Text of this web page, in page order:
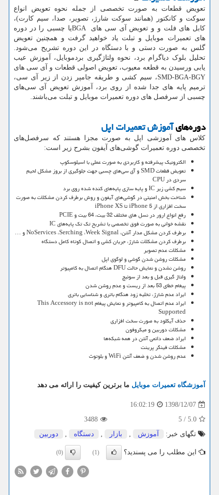
تعویض قطعات به صورت تخصصی از جمله نحوه تعویض انواع
سوکت و کانکتور (همانند سوکت شارژ، تصویر، صدا، سیم کارت)،
کابل های فلت و و تعویض آی سی های
BGAیا چسبی را در دوره
های تعمیرات موبایل و تبلت یاد خواهید گرفت و همچنین تعویض
گلس به صورت دستی و با دستگاه در این دوره تشریح می‌شود.
تحلیل بلوک دیاگرام برد، نحوه ولتاژگیری بردموبایل، آموزش عیب
یابی ورسیدن به قطعه معیوب، تعویض اصولی قطعات و آی سی های
SMD-BGA-BGY، سیم کشی و طریقه جامپر زدن از زیر آی سی،
ترمیم پایه های جدا شده از روی برد، آموزش تعویض آی سی‌های
چسبی از سرفصل های دوره تعمیرات موبایل و تبلت می‌باشند.
دوره‌هایآموزش تعمیرات اپل
کلاس های آموزشی اپل به صورت مجزا هستند که سرفصل‌های
تخصصی دوره تعمیرات گوشی‌های آیفون بشرح زیر است:
الکترونیک پیشرفته و کاربردی به صورت عملی با اسیلوسکوپ
تعویض قطعات SMD و آی سی‌های چسبی جهت جلوگیری از بروز مشکل لحیم
سردی در CPU
سیم کشی زیر IC و پایه سازی پایه‌های کنده شده روی برد
شناخت بخش امنیتی در گوشی‌های آیفون و روش برطرف کردن مشکلات به صورت
سخت افزاری از iPhone 5 تا iPhone XS
رفع انواع ارور در نسل های مختلف 32 بیت، 64 بیت و PCIE
نقشه خوانی به صورت فوق تخصصی با تشریح تک تک پایه‌های IC
برطرف کردن مشکل مدار آنتن، NoServices ،Serching ،Week Signal و …
برطرف کردن مشکلات شارژ، جریان کشی و اتصال کوتاه کامل دستگاه
مشکلات عدم تصویر
مشکلات روشن شدن گوشی و لوگوی اپل
روشن نشدن و نمایش حالت DFU هنگام اتصال به کامپیوتر
ولتاژ گیری قبل و بعد از سوئیچ
پیغام خطای 53 بعد از ریست و عدم روشن شدن
ایراد عدم شارژ، تخلیه زود هنگام باتری و شناسایی باتری
ایراد عدم اتصال به کامپیوتر و نمایش پیغام This Accessory is not
Supported
حذف آیکلود به صورت سخت افزاری
مشکلات دوربین و میکروفون
ایراد ضعف دائمی آنتن در همه شبکه‌ها
مشکلات فینگر پرینت
عدم روشن شدن و ضعف آنتن WiFi و بلوتوث
آموزشگاه تعمیرات موبایل ما برترین کیفیت را ارائه می دهد
1398/12/07
16:02:19
5.0
/
5
3488
تگهای خبر:
آموزش , بازار , دستگاه , دوربین
این مطلب را می پسندید؟ (1)
(0)